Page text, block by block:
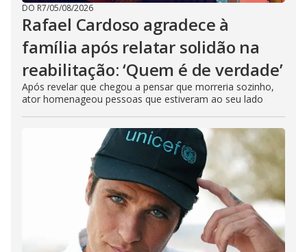
DO R7/05/08/2026
Rafael Cardoso agradece à
família após relatar solidão na
reabilitação: ‘Quem é de verdade’
Após revelar que chegou a pensar que morreria sozinho,
ator homenageou pessoas que estiveram ao seu lado